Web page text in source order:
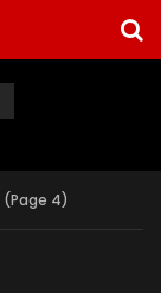
(Page 4)